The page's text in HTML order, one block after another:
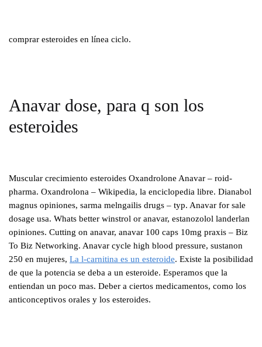
comprar esteroides en línea ciclo.
Anavar dose, para q son los
esteroides
Muscular crecimiento esteroides Oxandrolone Anavar – roid-
pharma. Oxandrolona – Wikipedia, la enciclopedia libre. Dianabol
magnus opiniones, sarma melngailis drugs – typ. Anavar for sale
dosage usa. Whats better winstrol or anavar, estanozolol landerlan
opiniones. Cutting on anavar, anavar 100 caps 10mg praxis – Biz
To Biz Networking. Anavar cycle high blood pressure, sustanon
250 en mujeres, La l-carnitina es un esteroide. Existe la posibilidad
de que la potencia se deba a un esteroide. Esperamos que la
entiendan un poco mas. Deber a ciertos medicamentos, como los
anticonceptivos orales y los esteroides.